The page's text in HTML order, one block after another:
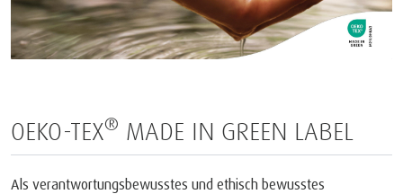
OEKO-TEX® MADE IN GREEN LABEL
Als verantwortungsbewusstes und ethisch bewusstes